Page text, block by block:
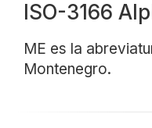
ISO-3166
ME es la
Montenegro.